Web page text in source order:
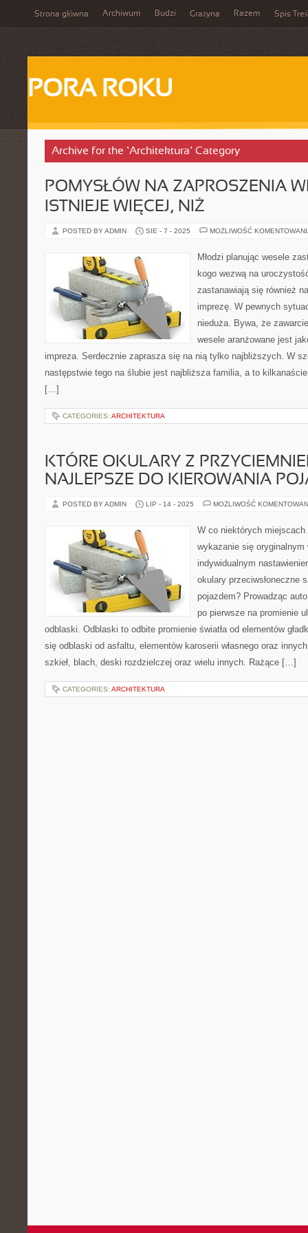
Strona główna Archiwum Budzi Grażyna Razem Spis
PORA ROKU
Archive for the ‘Architektura’ Category
POMYSŁÓW NA ZAPROSZENIA
ISTNIEJE WIĘCEJ, NIŻ
POSTED BY ADMIN SIE - 7 - 2025 MOŻLIWOŚĆ
Młodzi planując wesele
kogo wezwą na
zastanawiają się również
imprezę. W pewnych
nieduża. Bywa, że
wesele aranżowane jest
impreza. Serdecznie zaprasza się na nią tylko najbliższych. W
następstwie tego na ślubie jest najbliższa familia, a to
[…]
CATEGORIES: ARCHITEKTURA
KTÓRE OKULARY Z
NAJLEPSZE DO KIEROWANIA
POSTED BY ADMIN LIP - 14 - 2025 MOŻLIWOŚĆ
W co niektórych
wykazanie się oryginalnym
indywidualnym
okulary przeciwsłoneczne
pojazdem? Prowadząc
po pierwsze na promienie
odblaski. Odblaski to odbite promienie światła od elementów
się odblaski od asfaltu, elementów karoserii własnego oraz
szkieł, blach, deski rozdzielczej oraz wielu innych. Rażące […]
CATEGORIES: ARCHITEKTURA